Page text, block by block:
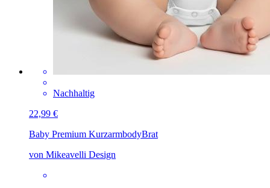
Nachhaltig
22,99 €
Baby Premium KurzarmbodyBrat
von Mikeavelli Design